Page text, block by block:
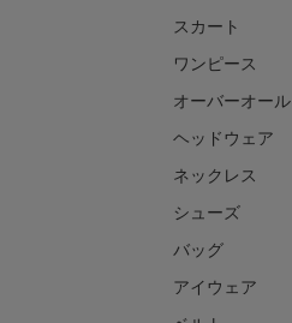
スカート
ワンピース
オーバーオール
ヘッドウェア
ネックレス
シューズ
バッグ
アイウェア